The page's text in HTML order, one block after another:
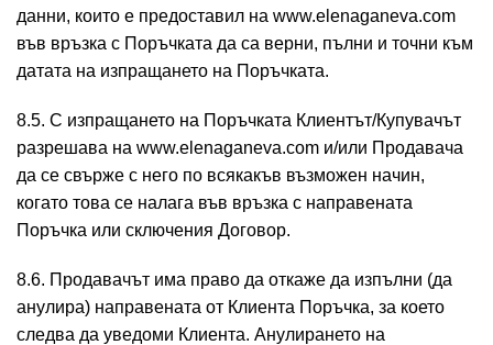
данни, които е предоставил на www.elenaganeva.com
във връзка с Поръчката да са верни, пълни и точни към
датата на изпращането на Поръчката.
8.5. С изпращането на Поръчката Клиентът/Купувачът
разрешава на www.elenaganeva.com и/или Продавача
да се свърже с него пo всякакъв възможен начин,
когато това се налага във връзка с направената
Поръчка или сключения Договор.
8.6. Продавачът има право да откаже да изпълни (да
анулира) направената от Клиента Поръчка, за което
следва да уведоми Клиента. Анулирането на